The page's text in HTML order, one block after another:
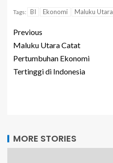
Tags: BI Ekonomi Maluku Utara
Previous
Maluku Utara Catat
Pertumbuhan Ekonomi
Tertinggi di Indonesia
MORE STORIES